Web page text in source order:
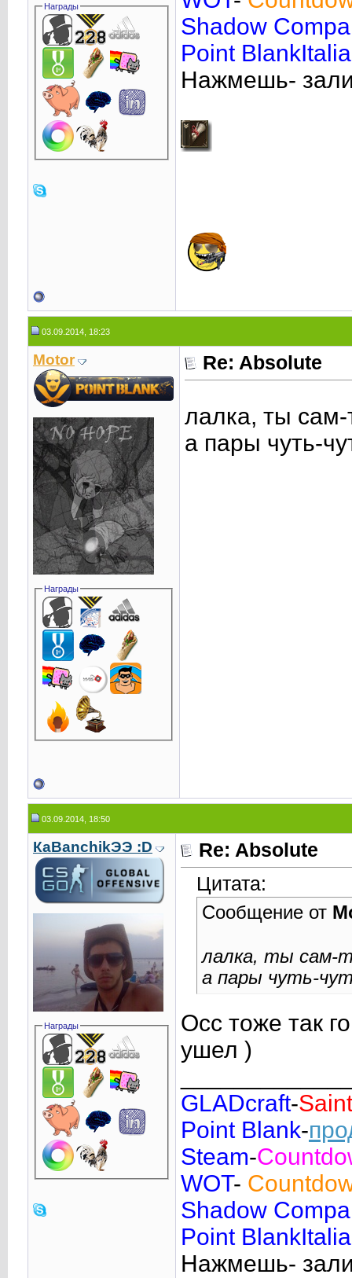
Награды
Shadow
Point BlankItalia
Нажмешь-
03.09.2014, 18:23
Motor
Награды
Re: Absolute
лалка, ты
а пары чуть-
03.09.2014, 18:50
КаВаnchikЭЭ :D
Награды
Re: Absolute
Цитата:
Сообщение от
лалка, ты сам-
а пары чуть-
Осс тоже так
ушел )
GLADcraft-Saint
Point Blank-
Steam-
WOT-
Shadow
Point BlankItalia
Нажмешь-